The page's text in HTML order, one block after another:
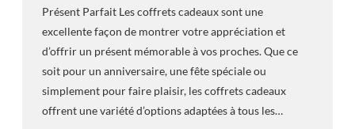
Présent Parfait Les coffrets cadeaux sont une
excellente façon de montrer votre appréciation et
d’offrir un présent mémorable à vos proches. Que ce
soit pour un anniversaire, une fête spéciale ou
simplement pour faire plaisir, les coffrets cadeaux
offrent une variété d’options adaptées à tous les…